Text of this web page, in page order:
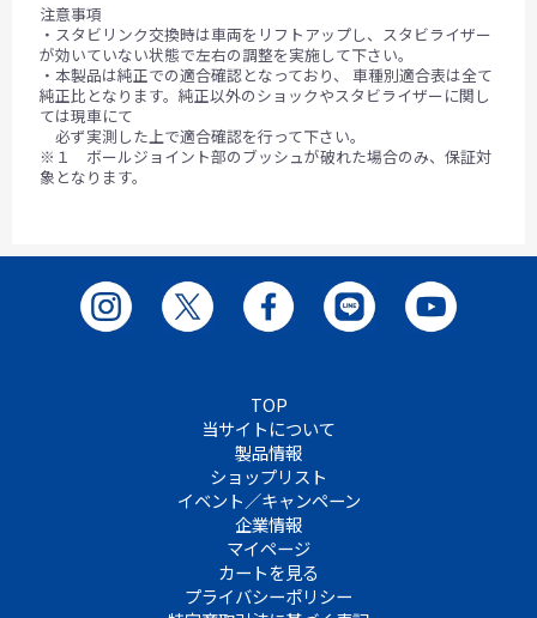
注意事項
・スタビリンク交換時は車両をリフトアップし、スタビライザー
が効いていない状態で左右の調整を実施して下さい。
・本製品は純正での適合確認となっており、 車種別適合表は全て
純正比となります。純正以外のショックやスタビライザーに関し
ては現車にて
必ず実測した上で適合確認を行って下さい。
※１ ボールジョイント部のブッシュが破れた場合のみ、保証対
象となります。
TOP
当サイトについて
製品情報
ショップリスト
イベント／キャンペーン
企業情報
マイページ
カートを見る
プライバシーポリシー